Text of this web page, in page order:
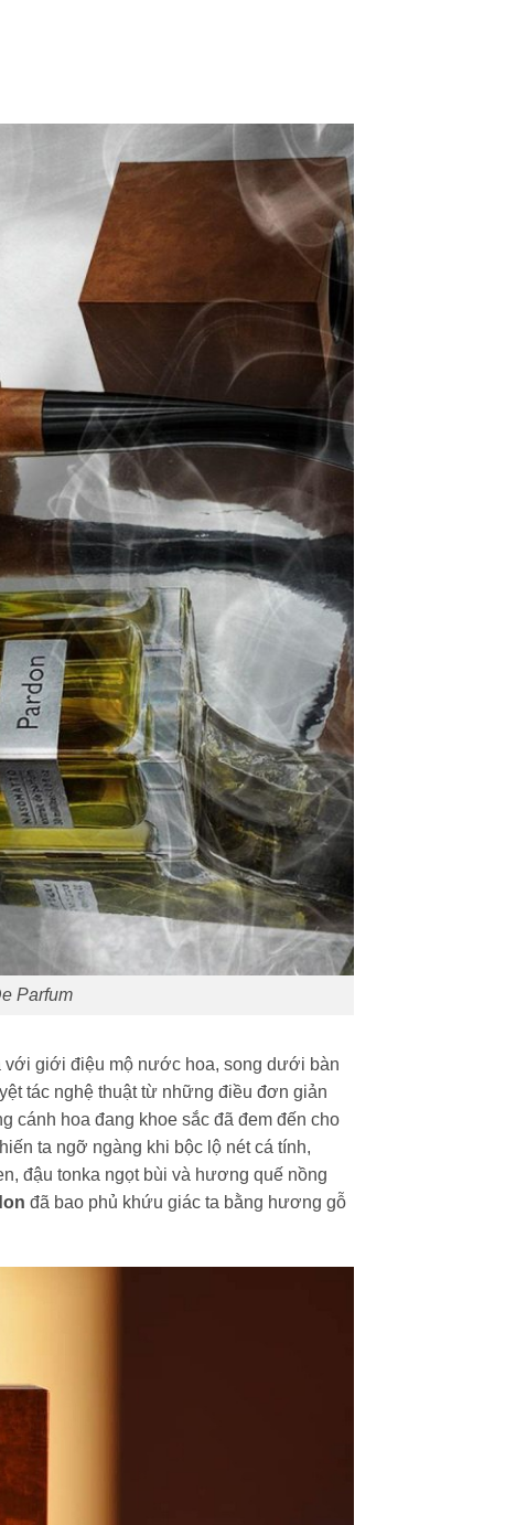
Parfum
với giới điệu mộ nước hoa, song dưới bàn
tác nghệ thuật từ những điều đơn giản
cánh hoa đang khoe sắc đã đem đến cho
ta ngỡ ngàng khi bộc lộ nét cá tính,
đậu tonka ngọt bùi và hương quế nồng
đã bao phủ khứu giác ta bằng hương gỗ